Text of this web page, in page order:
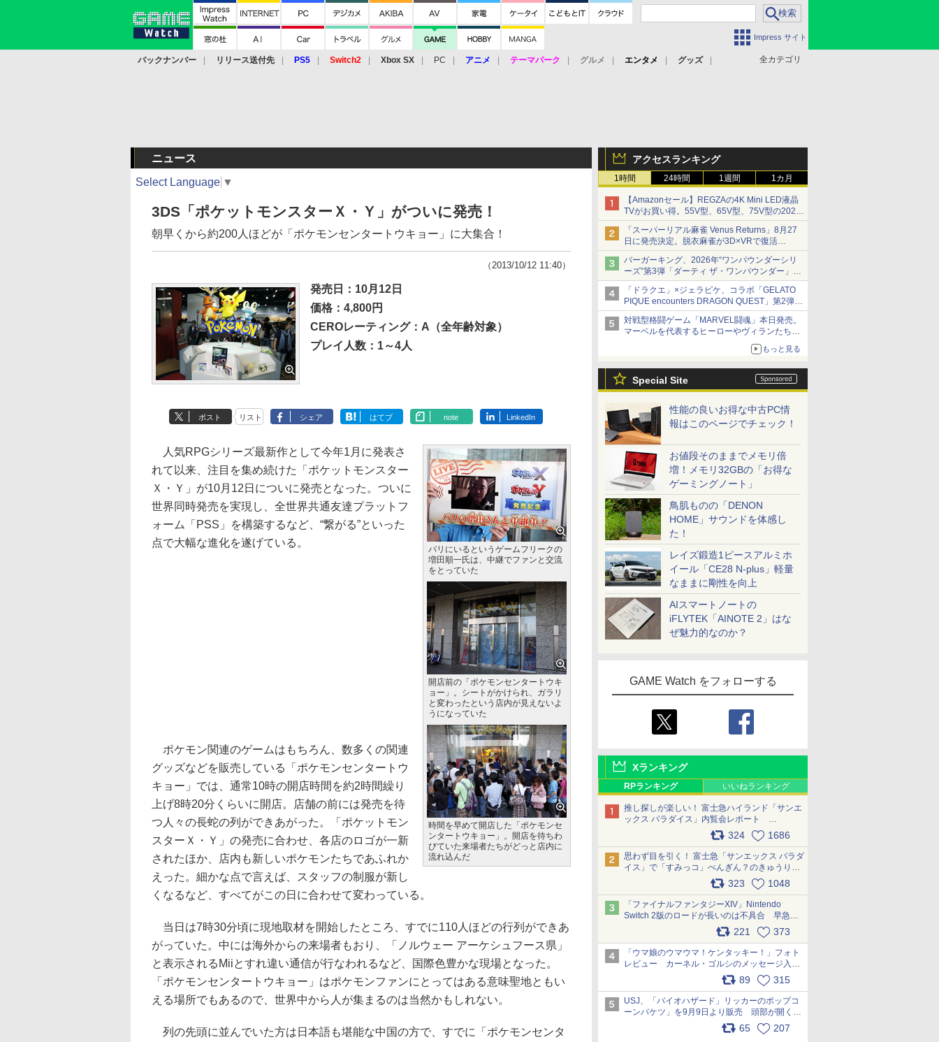
Impress サイト
全カテゴリ
バックナンバー リリース送付先 PS5 Switch2 Xbox SX PC アニメ テーマパーク グルメ エンタメ
グッズ
アクセスランキング
1時間 24時間 1週間 1カ月
【Amazonセール】REGZAの4K Mini LED液晶
TVがお買い得。55V型、65V型、75V型の2026
年モデルがラインナップ
「スーパーリアル麻雀 Venus Returns」8月27
日に発売決定。脱衣麻雀が3D×VRで復活
発売から2週間は20%オフになるセールが実施
バーガーキング、2026年“ワンパウンダーシリ
ーズ”第3弾「ダーティ ザ・ワンパウンダー」を
8月7日発売
「特製ガーリックマヨソース」を使用した超大
型チーズバーガー
「ドラクエ」×ジェラピケ、コラボ「GELATO
PIQUE encounters DRAGON QUEST」第2弾が
本日発売
アイスカップに入ったスライムやわたぼう、ベ
ビーサタンなどがオリジナルアートで登場
対戦型格闘ゲーム「MARVEL闘魂」本日発売。
マーベルを代表するヒーローやヴィランたちが
「GUILTY GEAR」などの格ゲーを手掛けるア
もっと見る
Special Site
性能の良いお得な中古PC情
報はこのページでチェック！
お値段そのままでメモリ倍
増！メモリ32GBの「お得な
ゲーミングノート」
鳥肌ものの「DENON
HOME」サウンドを体感し
た！
レイズ鍛造1ピースアルミホ
イール「CE28 N-plus」軽量
なままに剛性を向上
AIスマートノートの
iFLYTEK「AINOTE 2」はな
ぜ魅力的なのか？
GAME Watch をフォローする
Xランキング
RPランキング いいねランキング
推し探しが楽しい！ 富士急ハイランド「サンエ
ックス パラダイス」内覧会レポート
324 1686
思わず目を引く！ 富士急「サンエックス パラダ
イス」で「すみっコ」ぺんぎん？のきゅうりド
ッグを食べてみた イラストそのままのメニュ
ー化に挑戦。これが意外にもおいしい
pic.x.com/Kgl04hZaeg
323 1048
「ファイナルファンタジーXIV」Nintendo
Switch 2版のロードが長いのは不具合 早急に
アップデートできるよう対応中221 373
「ウマ娘のウマウマ！ケンタッキー！」フォト
レビュー カーネル・ゴルシのメッセージ入り
パッケージや描き下ろしトレカなどが登場
89 315
USJ、「バイオハザード」リッカーのポップコ
ーンバケツ」を9月9日より販売 頭部が開く仕
組み。味は恐怖を堪のう「味噌フレーバー」
65 207
ニュース
Select Language ▼
3DS「ポケットモンスターＸ・Ｙ」がついに発売！
朝早くから約200人ほどが「ポケモンセンタートウキョー」に大集合！
（2013/10/12 11:40）
発売日：10月12日
価格：4,800円
CEROレーティング：A（全年齢対象）
プレイ人数：1～4人
ポスト リスト シェア はてブ note LinkedIn
パリにいるというゲームフリークの
増田順一氏は、中継でファンと交流
をとっていた
開店前の「ポケモンセンタートウキ
ョー」。シートがかけられ、ガラリ
と変わったという店内が見えないよ
うになっていた
時間を早めて開店した「ポケモンセ
ンタートウキョー」。開店を待ちわ
びていた来場者たちがどっと店内に
流れ込んだ
人気RPGシリーズ最新作として今年1月に発表さ
れて以来、注目を集め続けた「ポケットモンスター
Ｘ・Ｙ」が10月12日についに発売となった。ついに
世界同時発売を実現し、全世界共通友達プラットフ
ォーム「PSS」を構築するなど、“繋がる”といった
点で大幅な進化を遂げている。
ポケモン関連のゲームはもちろん、数多くの関連
グッズなどを販売している「ポケモンセンタートウ
キョー」では、通常10時の開店時間を約2時間繰り
上げ8時20分くらいに開店。店舗の前には発売を待
つ人々の長蛇の列ができあがった。「ポケットモン
スターＸ・Ｙ」の発売に合わせ、各店のロゴが一新
されたほか、店内も新しいポケモンたちであふれか
えった。細かな点で言えば、スタッフの制服が新し
くなるなど、すべてがこの日に合わせて変わっている。
当日は7時30分頃に現地取材を開始したところ、すでに110人ほどの行列ができあ
がっていた。中には海外からの来場者もおり、「ノルウェー アーケシュフース県」
と表示されるMiiとすれ違い通信が行なわれるなど、国際色豊かな現場となった。
「ポケモンセンタートウキョー」はポケモンファンにとってはある意味聖地ともい
える場所でもあるので、世界中から人が集まるのは当然かもしれない。
列の先頭に並んでいた方は日本語も堪能な中国の方で、すでに「ポケモンセンタ